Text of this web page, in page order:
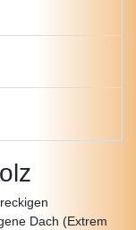
Dach (Extrem